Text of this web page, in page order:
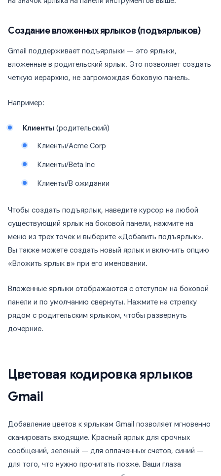
Создание вложенных ярлыков (подъярлыков)
Gmail поддерживает подъярлыки — это ярлыки,
вложенные в родительский ярлык. Это позволяет создать
четкую иерархию, не загромождая боковую панель.
Например:
Клиенты (родительский)
Клиенты/Acme Corp
Клиенты/Beta Inc
Клиенты/В ожидании
Чтобы создать подъярлык, наведите курсор на любой
существующий ярлык на боковой панели, нажмите на
меню из трех точек и выберите «Добавить подъярлык».
Вы также можете создать новый ярлык и включить опцию
«Вложить ярлык в» при его именовании.
Вложенные ярлыки отображаются с отступом на боковой
панели и по умолчанию свернуты. Нажмите на стрелку
рядом с родительским ярлыком, чтобы развернуть
дочерние.
Цветовая кодировка ярлыков
Gmail
Добавление цветов к ярлыкам Gmail позволяет мгновенно
сканировать входящие. Красный ярлык для срочных
сообщений, зеленый — для оплаченных счетов, синий —
для того, что нужно прочитать позже. Ваши глаза